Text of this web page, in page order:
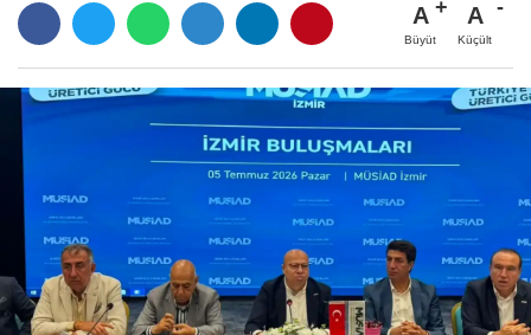
A
Büyüt
A
Küçült